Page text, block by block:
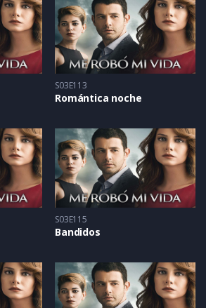
S03E113
Romántica noche
S03E115
Bandidos